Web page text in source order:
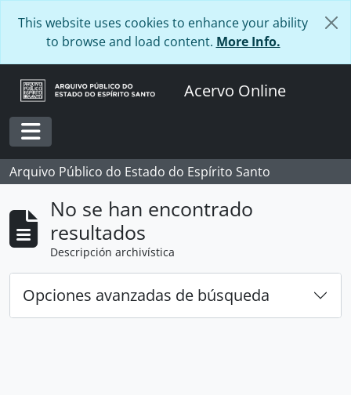
This website uses cookies to enhance your ability
to browse and load content. More Info.
Acervo Online
Toggle navigation
Arquivo Público do Estado do Espírito Santo
No se han encontrado
resultados
Descripción archivística
Opciones avanzadas de búsqueda